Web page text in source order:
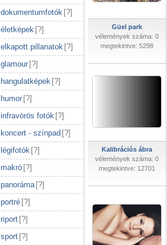
dokumentumfotók [?]
életképek [?]
elkapott pillanatok [?]
glamour [?]
hangulatképek [?]
humor [?]
infravörös fotók [?]
koncert - színpad [?]
légifotók [?]
makró [?]
panoráma [?]
portré [?]
riport [?]
sport [?]
Güel park
vélemények száma: 0
megtekintve: 5298
Kalibrációs ábra
vélemények száma: 0
megtekintve: 12701